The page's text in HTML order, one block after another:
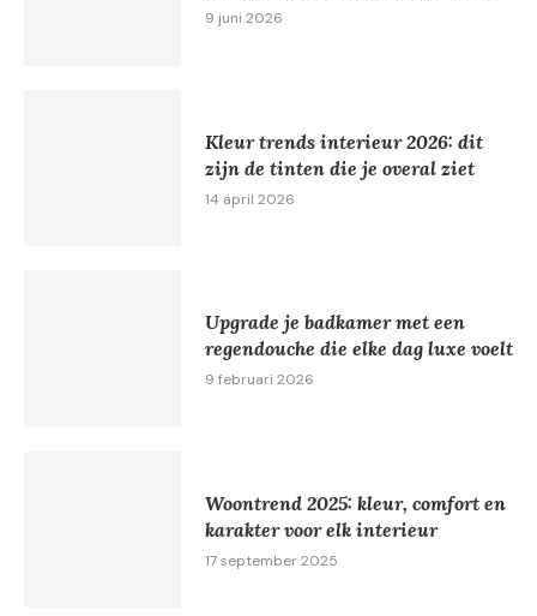
9 juni 2026
Kleur trends interieur 2026: dit
zijn de tinten die je overal ziet
14 april 2026
Upgrade je badkamer met een
regendouche die elke dag luxe voelt
9 februari 2026
Woontrend 2025: kleur, comfort en
karakter voor elk interieur
17 september 2025